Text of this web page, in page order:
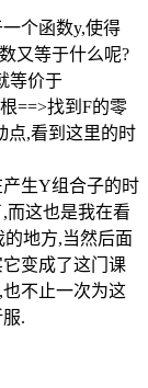
个函数y,使得
又等于什么呢?
等价于
==>找到F的零
点,看到这里的时
生Y组合子的时
而这也是我在看
地方,当然后面
变成了这门课
不止一次为这
.